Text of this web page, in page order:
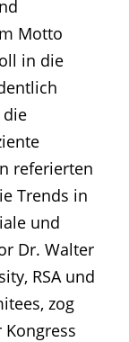
Motto
in die
die
referierten
Trends in
und
Dr. Walter
RSA und
zog
Kongress